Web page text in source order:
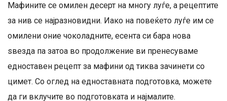
Мафините се омилен десерт на многу луѓе, а рецептите
за нив се најразновидни. Иако на повеќето луѓе им се
омилени оние чоколадните, есента си бара нова
ѕвезда па затоа во продолжение ви пренесуваме
едноставен рецепт за мафини од тиква зачинети со
цимет. Со оглед на едноставната подготовка, можете
да ги вклучите во подготовката и најмалите.